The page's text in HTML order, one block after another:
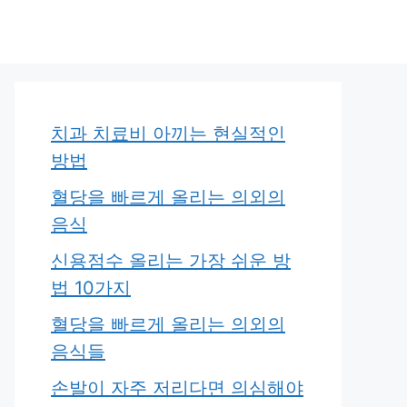
치과 치료비 아끼는 현실적인
방법
혈당을 빠르게 올리는 의외의
음식
신용점수 올리는 가장 쉬운 방
법 10가지
혈당을 빠르게 올리는 의외의
음식들
손발이 자주 저리다면 의심해야